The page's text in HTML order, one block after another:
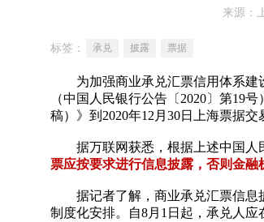
来源：
标签： 承兑 披露 票据
为加强商业承兑汇票信用体系建
（中国人民银行公告〔2020〕第19
稿）》到2020年12月30日上海票据
据万联网获悉，根据上述中国人
票应按要求进行信息披露，否则金融
据记者了解，商业承兑汇票信
制度化安排。自8月1日起，承兑人应